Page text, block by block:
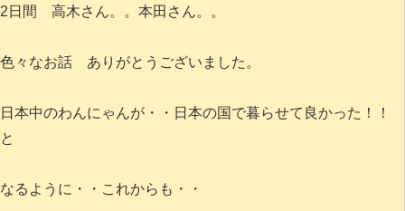
2日間 高木さん。。本田さん。。
色々なお話 ありがとうございました。
日本中のわんにゃんが・・日本の国で暮らせて良かった！！
と
なるように・・これからも・・